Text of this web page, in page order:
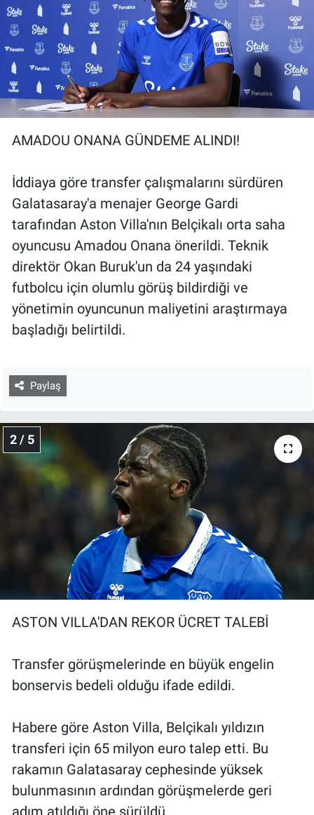
AMADOU ONANA GÜNDEME ALINDI!
İddiaya göre transfer çalışmalarını sürdüren
Galatasaray'a menajer George Gardi
tarafından Aston Villa'nın Belçikalı orta saha
oyuncusu Amadou Onana önerildi. Teknik
direktör Okan Buruk'un da 24 yaşındaki
futbolcu için olumlu görüş bildirdiği ve
yönetimin oyuncunun maliyetini araştırmaya
başladığı belirtildi.
Paylaş
2 / 5
ASTON VILLA'DAN REKOR ÜCRET TALEBİ
Transfer görüşmelerinde en büyük engelin
bonservis bedeli olduğu ifade edildi.
Habere göre Aston Villa, Belçikalı yıldızın
transferi için 65 milyon euro talep etti. Bu
rakamın Galatasaray cephesinde yüksek
bulunmasının ardından görüşmelerde geri